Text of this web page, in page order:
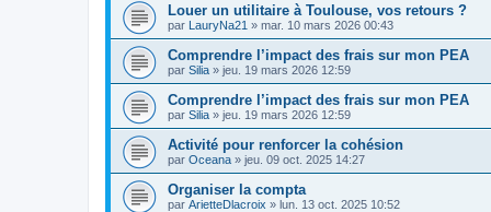
Louer un utilitaire à Toulouse, vos retours ?
par LauryNa21 » mar. 10 mars 2026 00:43
Comprendre l’impact des frais sur mon PEA
par Silia » jeu. 19 mars 2026 12:59
Comprendre l’impact des frais sur mon PEA
par Silia » jeu. 19 mars 2026 12:59
Activité pour renforcer la cohésion
par Oceana » jeu. 09 oct. 2025 14:27
Organiser la compta
par ArietteDlacroix » lun. 13 oct. 2025 10:52